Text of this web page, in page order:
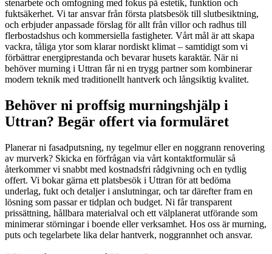
stenarbete och omfogning med fokus på estetik, funktion och
fuktsäkerhet. Vi tar ansvar från första platsbesök till slutbesiktning,
och erbjuder anpassade förslag för allt från villor och radhus till
flerbostadshus och kommersiella fastigheter. Vårt mål är att skapa
vackra, tåliga ytor som klarar nordiskt klimat – samtidigt som vi
förbättrar energiprestanda och bevarar husets karaktär. När ni
behöver murning i Uttran får ni en trygg partner som kombinerar
modern teknik med traditionellt hantverk och långsiktig kvalitet.
Behöver ni proffsig murningshjälp i
Uttran? Begär offert via formuläret
Planerar ni fasadputsning, ny tegelmur eller en noggrann renovering
av murverk? Skicka en förfrågan via vårt kontaktformulär så
återkommer vi snabbt med kostnadsfri rådgivning och en tydlig
offert. Vi bokar gärna ett platsbesök i Uttran för att bedöma
underlag, fukt och detaljer i anslutningar, och tar därefter fram en
lösning som passar er tidplan och budget. Ni får transparent
prissättning, hållbara materialval och ett välplanerat utförande som
minimerar störningar i boende eller verksamhet. Hos oss är murning,
puts och tegelarbete lika delar hantverk, noggrannhet och ansvar.